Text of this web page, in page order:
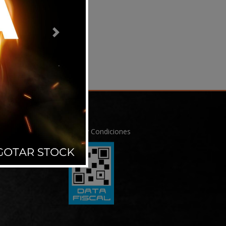
Next
Términos y Condiciones